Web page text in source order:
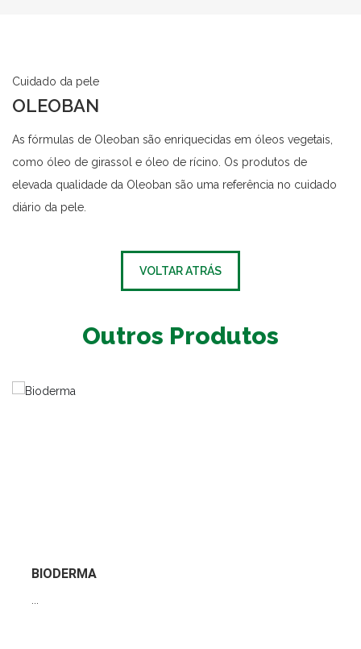
Cuidado da pele
OLEOBAN
As fórmulas de Oleoban são enriquecidas em óleos vegetais,
como óleo de girassol e óleo de rícino. Os produtos de
elevada qualidade da Oleoban são uma referência no cuidado
diário da pele.
VOLTAR ATRÁS
Outros Produtos
BIODERMA
...